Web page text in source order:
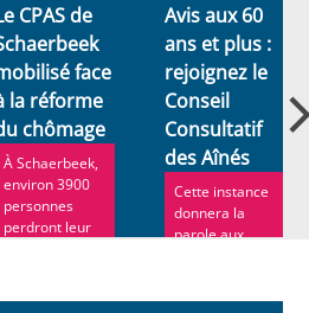
CPAS de
face
la réforme
chômage
À Schaerbeek,
environ 3900
personnes
perdront leur
Avis aux 60
ans et plus :
rejoignez le
Conseil
Consultatif
des Aînés
Cette instance
donnera la
parole aux
plus c...